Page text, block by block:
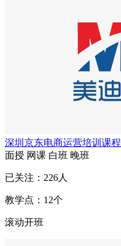
深圳京东电商运营培训课程
面授 网课 白班 晚班
已关注： 226人
教学点： 12个
滚动开班